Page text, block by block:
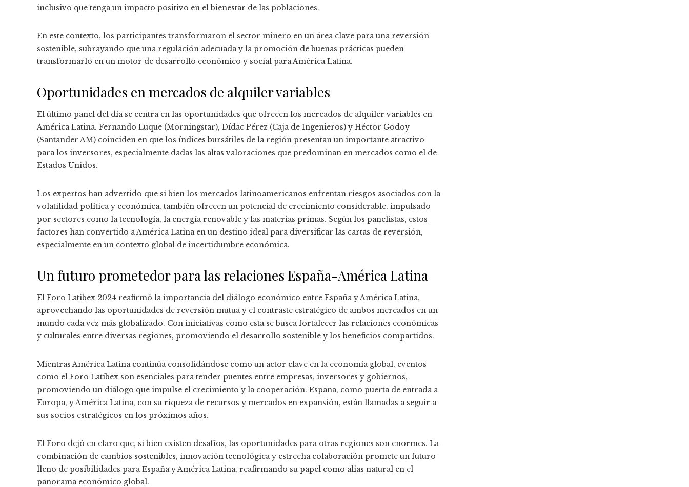
inclusivo que tenga un impacto positivo en el bienestar de las poblaciones.
En este contexto, los participantes transformaron el sector minero en un área clave para una reversión
sostenible, subrayando que una regulación adecuada y la promoción de buenas prácticas pueden
transformarlo en un motor de desarrollo económico y social para América Latina.
Oportunidades en mercados de alquiler variables
El último panel del día se centra en las oportunidades que ofrecen los mercados de alquiler variables en
América Latina. Fernando Luque (Morningstar), Dídac Pérez (Caja de Ingenieros) y Héctor Godoy
(Santander AM) coinciden en que los índices bursátiles de la región presentan un importante atractivo
para los inversores, especialmente dadas las altas valoraciones que predominan en mercados como el de
Estados Unidos.
Los expertos han advertido que si bien los mercados latinoamericanos enfrentan riesgos asociados con la
volatilidad política y económica, también ofrecen un potencial de crecimiento considerable, impulsado
por sectores como la tecnología, la energía renovable y las materias primas. Según los panelistas, estos
factores han convertido a América Latina en un destino ideal para diversificar las cartas de reversión,
especialmente en un contexto global de incertidumbre económica.
Un futuro prometedor para las relaciones España-América Latina
El Foro Latibex 2024 reafirmó la importancia del diálogo económico entre España y América Latina,
aprovechando las oportunidades de reversión mutua y el contraste estratégico de ambos mercados en un
mundo cada vez más globalizado. Con iniciativas como esta se busca fortalecer las relaciones económicas
y culturales entre diversas regiones, promoviendo el desarrollo sostenible y los beneficios compartidos.
Mientras América Latina continúa consolidándose como un actor clave en la economía global, eventos
como el Foro Latibex son esenciales para tender puentes entre empresas, inversores y gobiernos,
promoviendo un diálogo que impulse el crecimiento y la cooperación. España, como puerta de entrada a
Europa, y América Latina, con su riqueza de recursos y mercados en expansión, están llamadas a seguir a
sus socios estratégicos en los próximos años.
El Foro dejó en claro que, si bien existen desafíos, las oportunidades para otras regiones son enormes. La
combinación de cambios sostenibles, innovación tecnológica y estrecha colaboración promete un futuro
lleno de posibilidades para España y América Latina, reafirmando su papel como alias natural en el
panorama económico global.